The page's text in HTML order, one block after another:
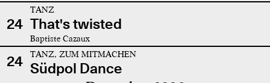
24
TANZ
That's twisted
Baptiste Cazaux
24 TANZ, ZUM MITMACHEN
Südpol Dance